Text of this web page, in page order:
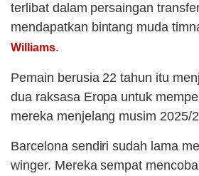
terlibat dalam persaingan
mendapatkan bintang muda
Williams.
Pemain berusia 22 tahun itu
dua raksasa Eropa untuk
mereka menjelang musim 2025/
Barcelona sendiri sudah lama
winger. Mereka sempat